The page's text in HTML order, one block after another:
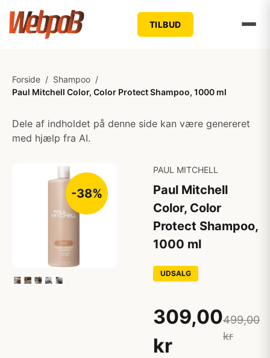
TILBUD
Forside / Shampoo /
Paul Mitchell Color, Color Protect Shampoo, 1000 ml
Dele af indholdet på denne side kan være genereret
med hjælp fra AI.
-38%
PAUL MITCHELL
Paul Mitchell
Color, Color
Protect Shampoo,
1000 ml
UDSALG
309,00
kr
499,00
kr